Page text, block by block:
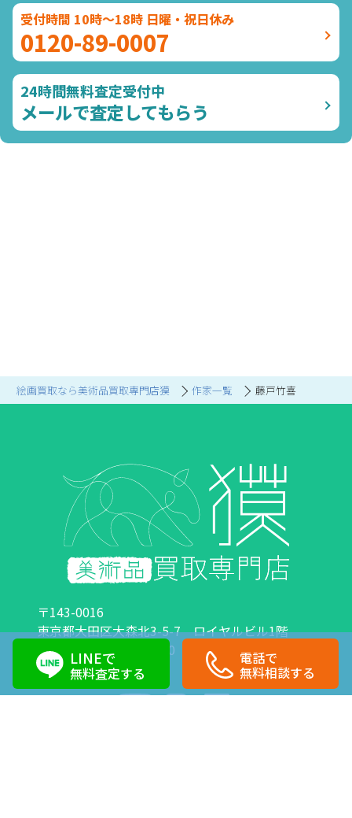
LINEで
無料査定する
電話で
無料相談する
絵画買取なら美術品買取専門店獏 作家一覧 藤戸竹喜
受付時間 10時～18時 日曜・祝日休み
0120-89-0007
24時間無料査定受付中
メールで査定してもらう
〒143-0016
東京都大田区大森北3-5-7 ロイヤルビル1階
営業時間：10:00～18:00 定休日：日曜日・祝日
0120-89-0007 03-6423-1033